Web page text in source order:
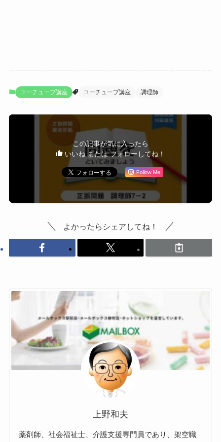
ユーチューブ講座 ユーチューブ講座 調理師
この記事が気に入ったら
いいね または フォローしてね！
Follow Me
よかったらシェアしてね！
上野和夫
薬剤師、社会福祉士、介護支援専門員であり、架空職